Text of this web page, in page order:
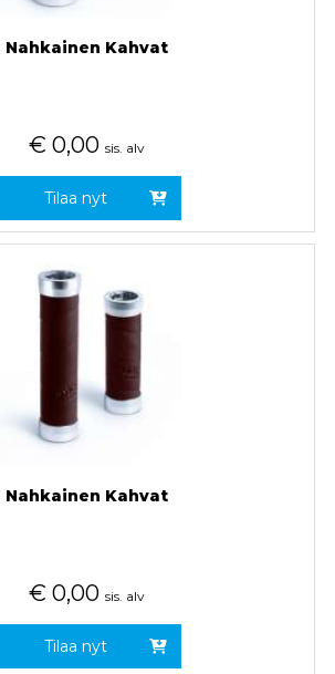
Nahkainen Kahvat
€ 0,00 sis. alv
Tilaa nyt
Nahkainen Kahvat
€ 0,00 sis. alv
Tilaa nyt